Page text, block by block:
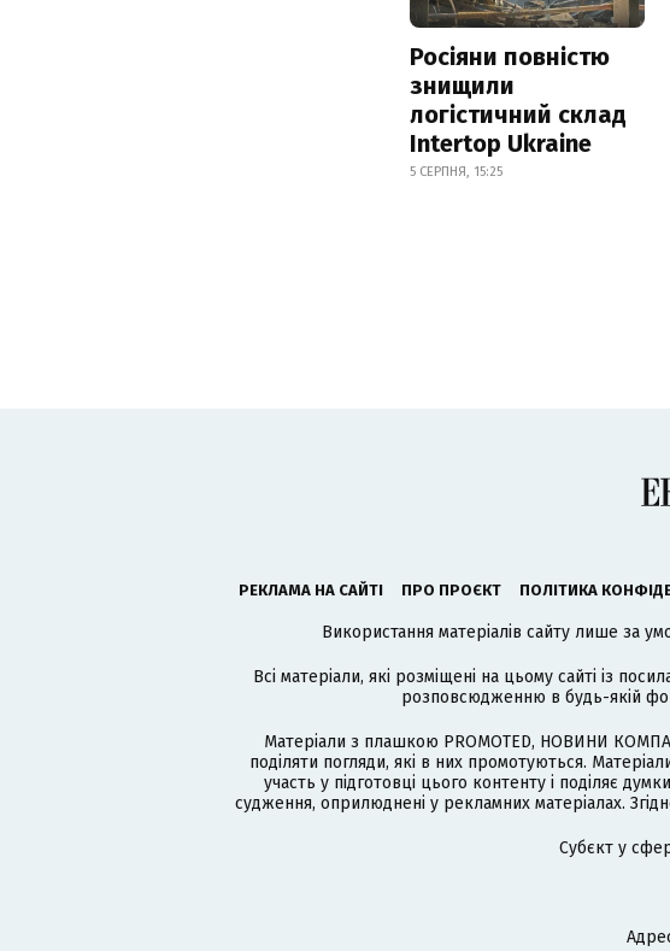
Росіяни повністю
знищили
логістичний склад
Intertop Ukraine
5 СЕРПНЯ, 15:25
РЕКЛАМА НА САЙТІ ПРО ПРОЄКТ ПОЛІТИКА
Використання матеріалів сайту лише за
Всі матеріали, які розміщені на цьому сайті із
розповсюдженню в будь-якій
Матеріали з плашкою PROMOTED, НОВИНИ
поділяти погляди, які в них промотуються.
участь у підготовці цього контенту і поділяє
судження, оприлюднені у рекламних матеріалах.
Cубєкт у